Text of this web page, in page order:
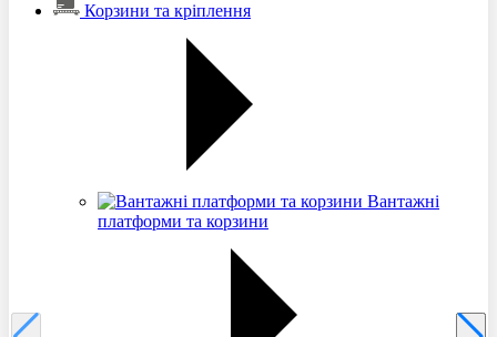
Корзини та кріплення
Вантажні
платформи та корзини